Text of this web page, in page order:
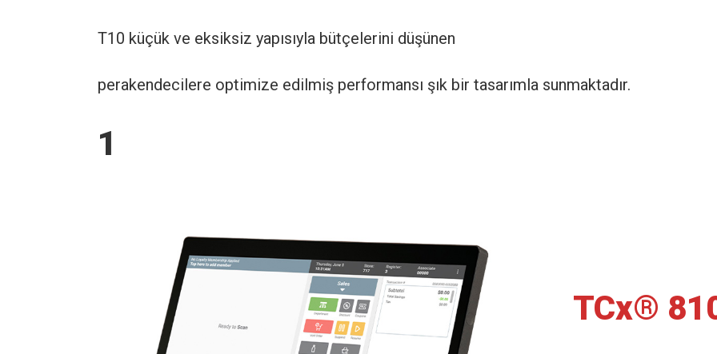
T10 küçük ve eksiksiz yapısıyla bütçelerini düşünen
perakendecilere optimize edilmiş performansı şık bir tasarımla sunmaktadır.
1
TCx®